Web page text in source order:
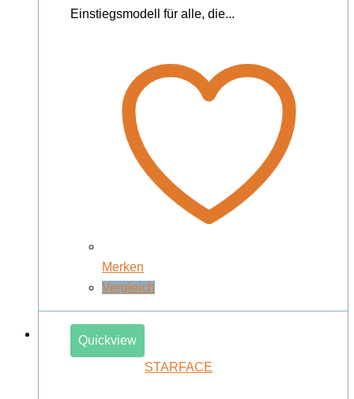
Einstiegsmodell für alle, die...
Merken
Vergleich
Quickview
STARFACE